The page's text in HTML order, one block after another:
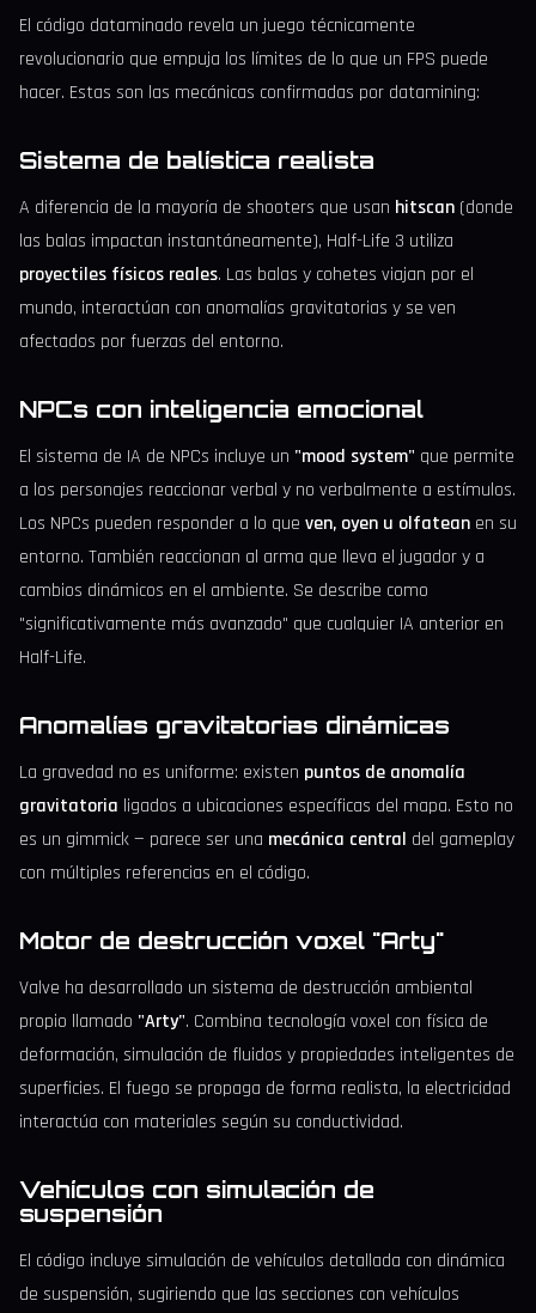
El código dataminado revela un juego técnicamente
revolucionario que empuja los límites de lo que un FPS puede
hacer. Estas son las mecánicas confirmadas por datamining:
Sistema de balística realista
A diferencia de la mayoría de shooters que usan hitscan (donde
las balas impactan instantáneamente), Half-Life 3 utiliza
proyectiles físicos reales. Las balas y cohetes viajan por el
mundo, interactúan con anomalías gravitatorias y se ven
afectados por fuerzas del entorno.
NPCs con inteligencia emocional
El sistema de IA de NPCs incluye un "mood system" que permite
a los personajes reaccionar verbal y no verbalmente a estímulos.
Los NPCs pueden responder a lo que ven, oyen u olfatean en su
entorno. También reaccionan al arma que lleva el jugador y a
cambios dinámicos en el ambiente. Se describe como
"significativamente más avanzado" que cualquier IA anterior en
Half-Life.
Anomalías gravitatorias dinámicas
La gravedad no es uniforme: existen puntos de anomalía
gravitatoria ligados a ubicaciones específicas del mapa. Esto no
es un gimmick — parece ser una mecánica central del gameplay
con múltiples referencias en el código.
Motor de destrucción voxel "Arty"
Valve ha desarrollado un sistema de destrucción ambiental
propio llamado "Arty". Combina tecnología voxel con física de
deformación, simulación de fluidos y propiedades inteligentes de
superficies. El fuego se propaga de forma realista, la electricidad
interactúa con materiales según su conductividad.
Vehículos con simulación de
suspensión
El código incluye simulación de vehículos detallada con dinámica
de suspensión, sugiriendo que las secciones con vehículos